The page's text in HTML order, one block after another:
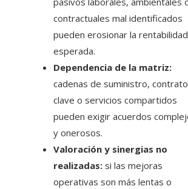
contractuales mal identificados
pueden erosionar la rentabilidad
esperada.
Dependencia de la matriz:
cadenas de suministro,
clave o servicios compartidos
pueden exigir acuerdos
y onerosos.
Valoración y sinergias no
realizadas: si las mejoras
operativas son más lentas o